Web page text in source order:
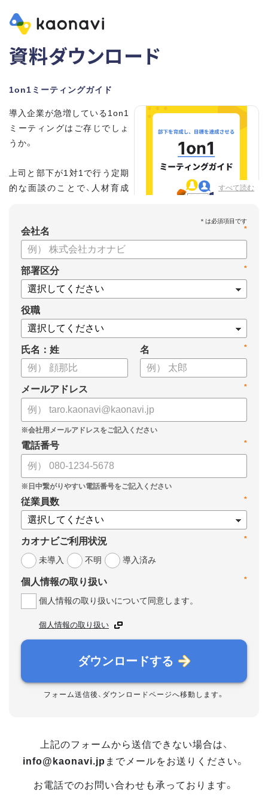
資料ダウンロード
1on1ミーティングガイド
すべて読む
導入企業が急増している1on1
ミーティングはご存じでしょ
うか。
上司と部下が1対1で行う定期
的な面談のことで、人材育成
こちらの資料では、
・1on1とは何か？
・1on1の基本的なやり方
・ 1on1 の基本アジェンダと質問例
についてまとめましたので、ぜひお役立てください。
*
会社名
*
部署区分
役職
氏名：姓 *
名
*
メールアドレス
*
電話番号
*
従業員数
*
カオナビご利用状況
未導入
不明 導入済み
*
個人情報の取り扱い
個人情報の取り扱いについて同意します。
個人情報の取り扱い
ダウンロードする
フォーム送信後、ダウンロードページへ移動します。
上記のフォームから送信できない場合は、
info@kaonavi.jp までメールをお送りください。
お電話でのお問い合わせも承っております。